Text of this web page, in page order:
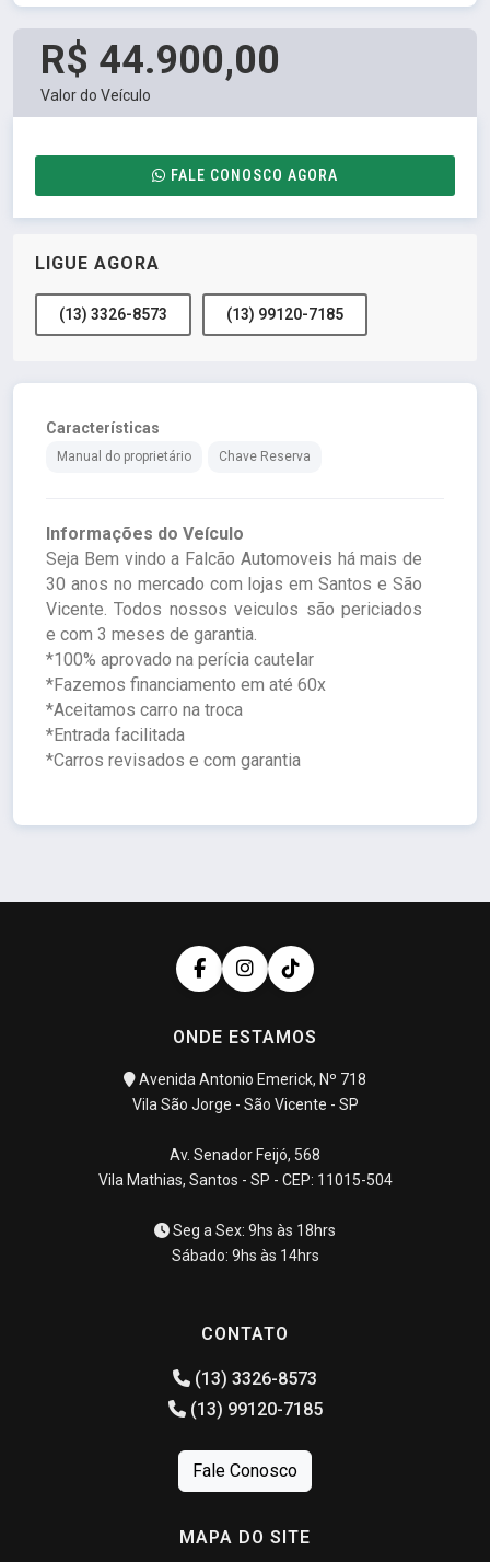
R$ 44.900,00
Valor do Veículo
FALE CONOSCO AGORA
LIGUE AGORA
(13) 3326-8573 (13) 99120-7185
Características
Manual do proprietário Chave Reserva
Informações do Veículo
Seja Bem vindo a Falcão Automoveis há mais de
30 anos no mercado com lojas em Santos e São
Vicente. Todos nossos veiculos são periciados
e com 3 meses de garantia.
*100% aprovado na perícia cautelar
*Fazemos financiamento em até 60x
*Aceitamos carro na troca
*Entrada facilitada
*Carros revisados e com garantia
ONDE ESTAMOS
Avenida Antonio Emerick, Nº 718
Vila São Jorge - São Vicente - SP
Av. Senador Feijó, 568
Vila Mathias, Santos - SP - CEP: 11015-504
Seg a Sex: 9hs às 18hrs
Sábado: 9hs às 14hrs
CONTATO
(13) 3326-8573
(13) 99120-7185
Fale Conosco
MAPA DO SITE